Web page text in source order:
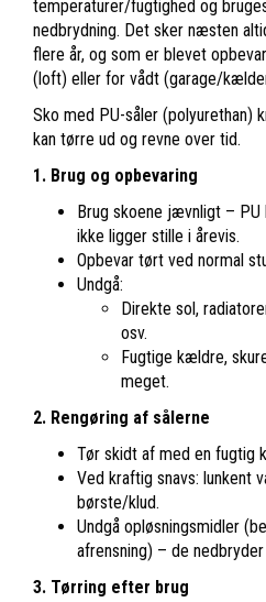
temperaturer/fugtighed og
nedbrydning. Det sker næsten
flere år, og som er blevet
(loft) eller for vådt (garage/
Sko med PU-såler (polyurethan)
kan tørre ud og revne over tid.
1. Brug og opbevaring
Brug skoene jævnligt –
ikke ligger stille i årevis.
Opbevar tørt ved normal
Undgå:
Direkte sol,
osv.
Fugtige kældre,
meget.
2. Rengøring af sålerne
Tør skidt af med en fugtig
Ved kraftig snavs: lunkent
børste/klud.
Undgå opløsningsmidler
afrensning) – de nedbryder
3. Tørring efter brug